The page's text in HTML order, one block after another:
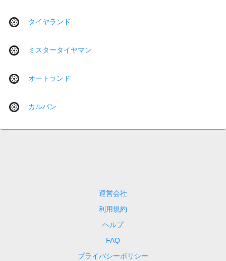
タイヤランド
ミスタータイヤマン
オートランド
カルバン
運営会社
利用規約
ヘルプ
FAQ
プライバシーポリシー